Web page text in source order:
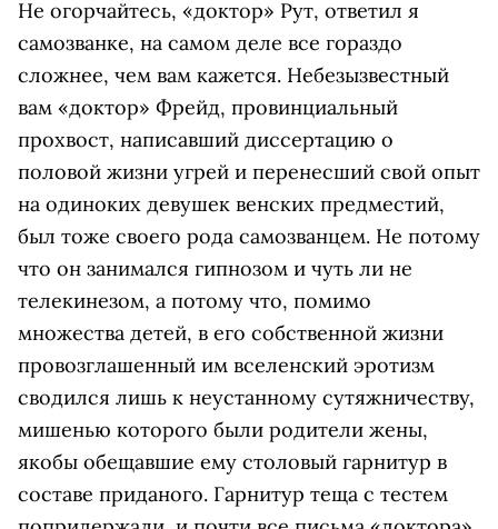
Не огорчайтесь, «доктор» Рут, ответил я
самозванке, на самом деле все гораздо
сложнее, чем вам кажется. Небезызвестный
вам «доктор» Фрейд, провинциальный
прохвост, написавший диссертацию о
половой жизни угрей и перенесший свой опыт
на одиноких девушек венских предместий,
был тоже своего рода самозванцем. Не потому
что он занимался гипнозом и чуть ли не
телекинезом, а потому что, помимо
множества детей, в его собственной жизни
провозглашенный им вселенский эротизм
сводился лишь к неустанному сутяжничеству,
мишенью которого были родители жены,
якобы обещавшие ему столовый гарнитур в
составе приданого. Гарнитур теща с тестем